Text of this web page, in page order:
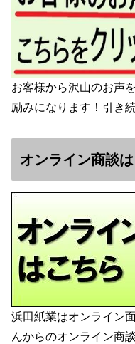
お客様から沢山のお声
励みになります！引き
オンライン商談
浜田紙業はオンライン
んからのオンライン商